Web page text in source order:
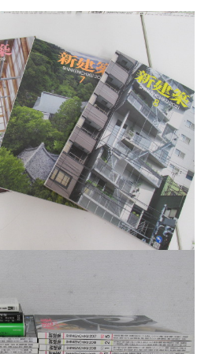
用書他
ッキング・レシピ本・グルメ
占い
手芸・クラフト
ョン
釣り
キャンプ
山・ハイキング・クライミング
医療・看護資格
習
工学・技術・環境
語学辞典・辞典